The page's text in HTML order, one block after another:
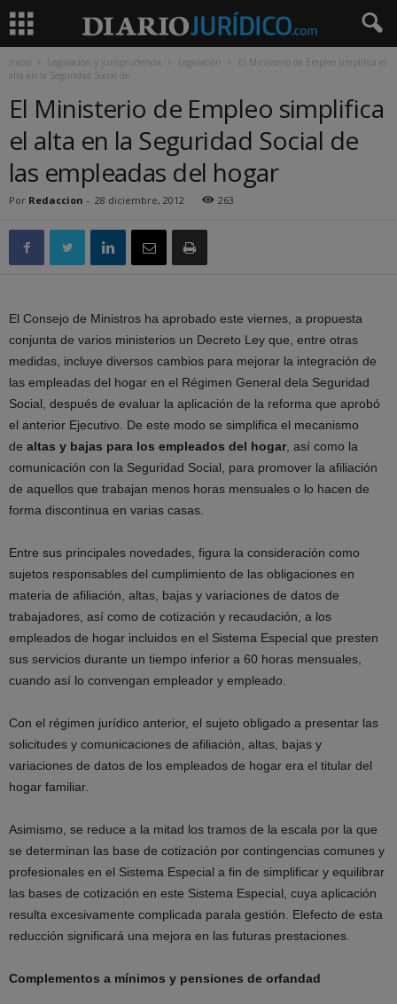
Inicio Legislación y jurisprudencia Legislación
El Ministerio de Empleo simplifica el
alta en la Seguridad Social de...
El Ministerio de Empleo simplifica
el alta en la Seguridad Social de
las empleadas del hogar
Por Redaccion - 28 diciembre, 2012 263
El Consejo de Ministros ha aprobado este viernes, a propuesta
conjunta de varios ministerios un Decreto Ley que, entre otras
medidas, incluye diversos cambios para mejorar la integración de
las empleadas del hogar en el Régimen General dela Seguridad
Social, después de evaluar la aplicación de la reforma que aprobó
el anterior Ejecutivo. De este modo se simplifica el mecanismo
de altas y bajas para los empleados del hogar , así como la
comunicación con la Seguridad Social, para promover la afiliación
de aquellos que trabajan menos horas mensuales o lo hacen de
forma discontinua en varias casas.
Entre sus principales novedades, figura la consideración como
sujetos responsables del cumplimiento de las obligaciones en
materia de afiliación, altas, bajas y variaciones de datos de
trabajadores, así como de cotización y recaudación, a los
empleados de hogar incluidos en el Sistema Especial que presten
sus servicios durante un tiempo inferior a 60 horas mensuales,
cuando así lo convengan empleador y empleado.
Con el régimen jurídico anterior, el sujeto obligado a presentar las
solicitudes y comunicaciones de afiliación, altas, bajas y
variaciones de datos de los empleados de hogar era el titular del
hogar familiar.
Asimismo, se reduce a la mitad los tramos de la escala por la que
se determinan las base de cotización por contingencias comunes y
profesionales en el Sistema Especial a fin de simplificar y equilibrar
las bases de cotización en este Sistema Especial, cuya aplicación
resulta excesivamente complicada parala gestión. Elefecto de esta
reducción significará una mejora en las futuras prestaciones.
Complementos a mínimos y pensiones de orfandad